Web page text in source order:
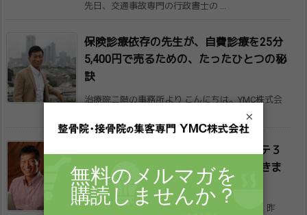
先日、交通事故専門の行政書士の ...
保険診療依存の先生が、自費診療を25分
5,400円で売るための、たったひとつの秘
訣
治療院二階の事務所より こんにちは。YMC株式会
開業して５年で整骨院４店舗とエステ３
店舗​を作った先生に成功の秘訣を聞きま
した
こんにちは。 YMC株式会社のヨリミツです。 昨
×